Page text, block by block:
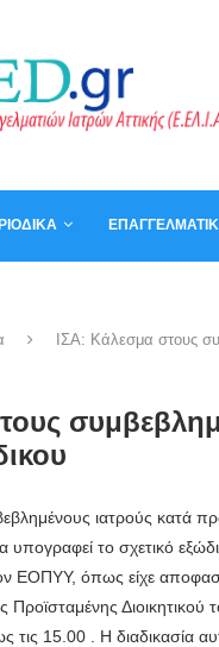
ΙΣΑ: Κάλεσμα στους
ιατρούς κατά
υπογραφεί το σχετικό
ΕΟΠΥΥ, όπως είχε
τις 15.00 . Η διαδικασία